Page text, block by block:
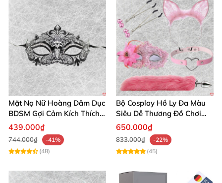
Mặt Nạ Nữ Hoàng Dâm Dục
BDSM Gợi Cảm Kích Thích
Đam Mê Cuộc Yêu
439.000₫
744.000₫
-41%
(48)
Bộ Cosplay Hồ Ly Đa Màu
Siêu Dễ Thương Đồ Chơi
BDSM Hot
650.000₫
833.000₫
-22%
(45)